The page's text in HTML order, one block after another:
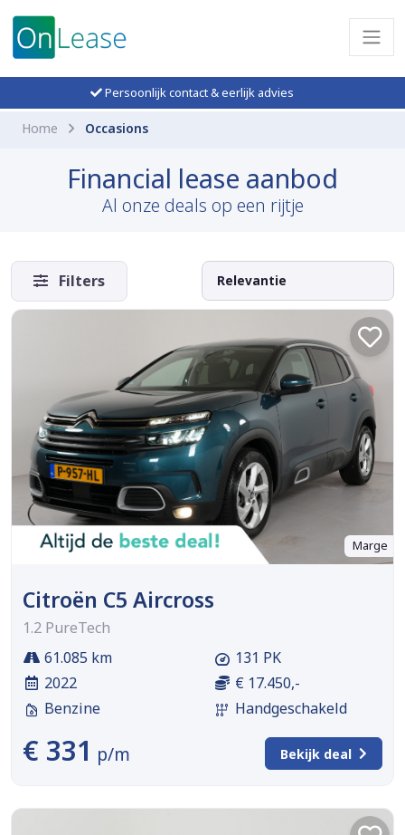
Persoonlijk contact & eerlijk advies
Home Occasions
Financial lease aanbod
Al onze deals op een rijtje
Filters
Marge
Citroën C5 Aircross
1.2 PureTech
61.085 km
2022
Benzine
131 PK
€ 17.450,-
Handgeschakeld
€ 331 p/m Bekijk deal